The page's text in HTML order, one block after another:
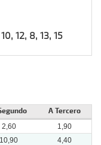
12, 8, 13, 15
A Tercero
2,60
1,90
10,90
4,40